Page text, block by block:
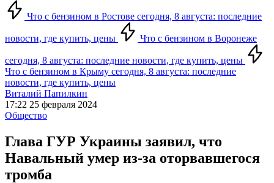
Что с бензином в Ростове сегодня, 8 августа: последние
новости, где купить, цены Что с бензином в Воронеже
сегодня, 8 августа: последние новости, где купить, цены
Что с бензином в Крыму сегодня, 8 августа: последние
новости, где купить, цены
Виталий Папилкин
17:22 25 февраля 2024
Общество
Глава ГУР Украины заявил, что
Навальный умер из-за оторвавшегося
тромба